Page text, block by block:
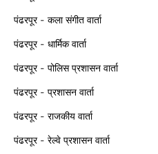
पंढरपूर - कला संगीत वार्ता
पंढरपूर - धार्मिक वार्ता
पंढरपूर - पोलिस प्रशासन वार्ता
पंढरपूर - प्रशासन वार्ता
पंढरपूर - राजकीय वार्ता
पंढरपूर - रेल्वे प्रशासन वार्ता